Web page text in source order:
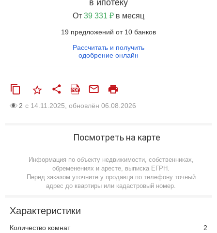
в ипотеку
От 39 331 ₽ в месяц
19 предложений от 10 банков
Рассчитать и получить
одобрение онлайн
2 с 14.11.2025, обновлён 06.08.2026
Посмотреть на карте
Информация по объекту недвижимости, собственниках,
обременениях и аресте, выписка ЕГРН.
Перед заказом уточните у продавца по телефону точный
адрес до квартиры или кадастровый номер.
Характеристики
Количество комнат
2